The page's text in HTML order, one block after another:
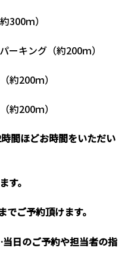
300ｍ）
ーキング（約200ｍ）
約200ｍ）
約200ｍ）
間ほどお時間をいただい
す。
ご予約頂けます。
日のご予約や担当者の指